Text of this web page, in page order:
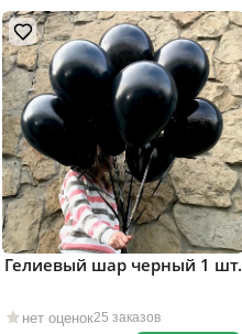
нет оценок25 заказов
Гелиевый шар черный 1 шт.